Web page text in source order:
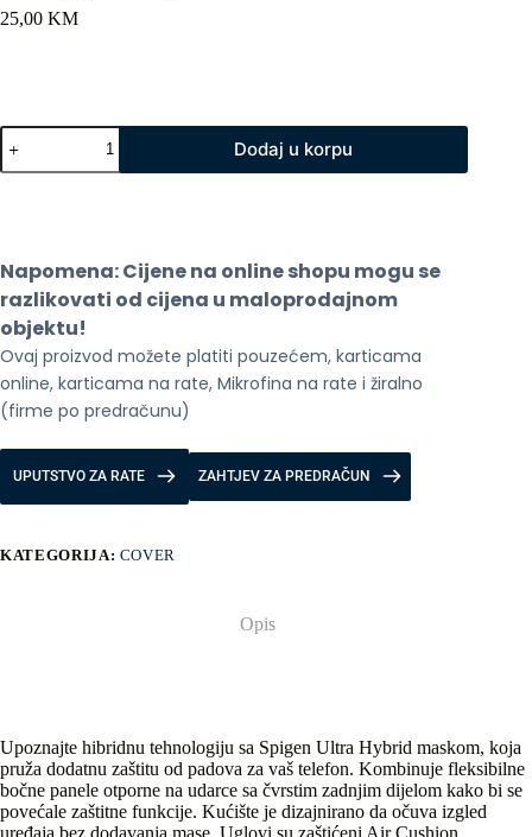
25,00 KM
Maska
Spigen
Ultra
mat
crna
količina
Dodaj u korpu
Napomena: Cijene na online shopu mogu se
razlikovati od cijena u maloprodajnom
objektu!
Ovaj proizvod možete platiti pouzećem, karticama
online, karticama na rate, Mikrofina na rate i žiralno
(firme po predračunu)
UPUTSTVO ZA RATE ZAHTJEV ZA PREDRAČUN
KATEGORIJA: COVER
Opis
Upoznajte hibridnu tehnologiju sa Spigen Ultra Hybrid maskom, koja
pruža dodatnu zaštitu od padova za vaš telefon. Kombinuje fleksibilne
bočne panele otporne na udarce sa čvrstim zadnjim dijelom kako bi se
povećale zaštitne funkcije. Kućište je dizajnirano da očuva izgled